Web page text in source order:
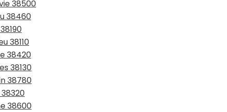
38500
38460
38110
38420
38130
38780
38600